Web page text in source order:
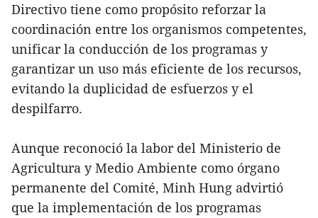
Directivo tiene como propósito reforzar la
coordinación entre los organismos competentes,
unificar la conducción de los programas y
garantizar un uso más eficiente de los recursos,
evitando la duplicidad de esfuerzos y el
despilfarro.
Aunque reconoció la labor del Ministerio de
Agricultura y Medio Ambiente como órgano
permanente del Comité, Minh Hung advirtió
que la implementación de los programas